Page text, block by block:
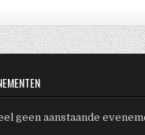
geen aanstaande